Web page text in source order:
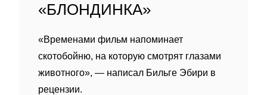
«БЛОНДИНКА»
«Временами фильм напоминает
скотобойню, на которую смотрят глазами
животного», — написал Бильге Эбири в
рецензии.